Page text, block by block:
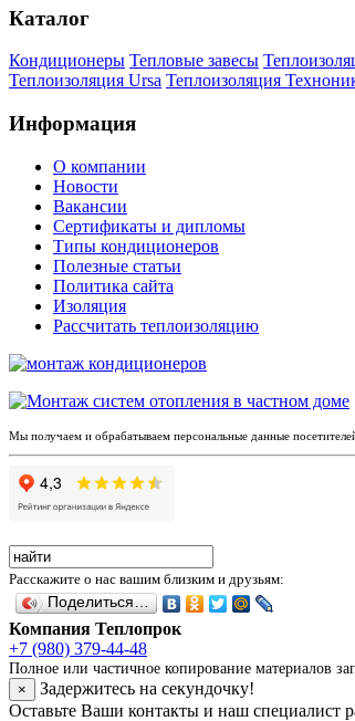
Каталог
Кондиционеры Тепловые завесы
Теплоизоляция Ursa Теплоизоляция
Информация
О компании
Новости
Вакансии
Сертификаты и дипломы
Типы кондиционеров
Полезные статьи
Политика сайта
Изоляция
Рассчитать теплоизоляцию
Мы получаем и обрабатываем персональные данные
Расскажите о нас вашим близким и друзьям:
Поделиться…
Компания Теплопрок
+7 (980) 379-44-48
Полное или частичное копирование материалов
×
Задержитесь на секундочку!
Оставьте Ваши контакты и наш специалист